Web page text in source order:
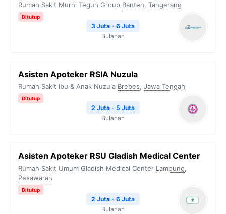
Rumah Sakit Murni Teguh Group Banten, Tangerang
Ditutup
3 Juta - 6 Juta
Bulanan
Asisten Apoteker RSIA Nuzula
Rumah Sakit Ibu & Anak Nuzula Brebes, Jawa Tengah
Ditutup
2 Juta - 5 Juta
Bulanan
Asisten Apoteker RSU Gladish Medical Center
Rumah Sakit Umum Gladish Medical Center Lampung,
Pesawaran
Ditutup
2 Juta - 6 Juta
Bulanan